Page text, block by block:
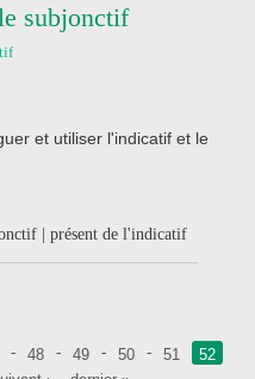
subjonctif
et utiliser l'indicatif et le
| présent de l'indicatif
48 49 50 51
52